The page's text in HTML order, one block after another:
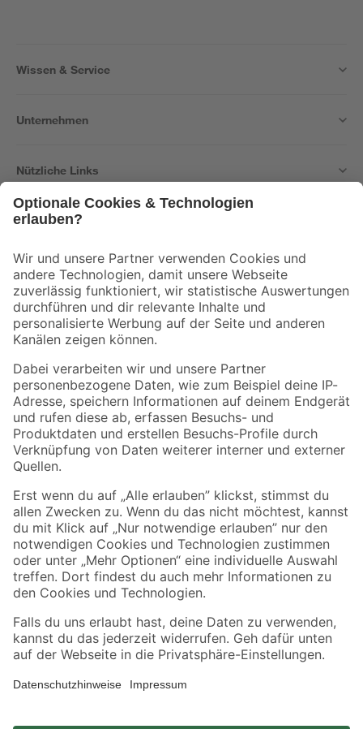
Wissen & Service
Unternehmen
Nützliche Links
Der toom Newsletter: Keine Angebote und Aktionen mehr verpassen!
Zur Newsletter Anmeldung
Folge uns
Zahlungsarten Versandarten
Sicher einkaufen
Jetzt die toom-App herunterladen
Alle Preisangaben in EUR inkl. gesetzl. MwSt.. Die dargestellten Angebote sind unter
Umständen nicht in allen Märkten verfügbar. Die angegebenen Verfügbarkeiten beziehen
Produkte nur solange der Vorrat reicht.
*Paketversand ab 59 € versandkostenfrei, gilt nicht für Artikel mit Speditionsversand, hier